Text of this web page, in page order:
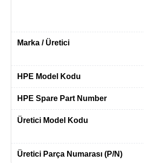
Marka / Üretici
HPE Model Kodu
HPE Spare Part Number
Üretici Model Kodu
Üretici Parça Numarası (P/N)